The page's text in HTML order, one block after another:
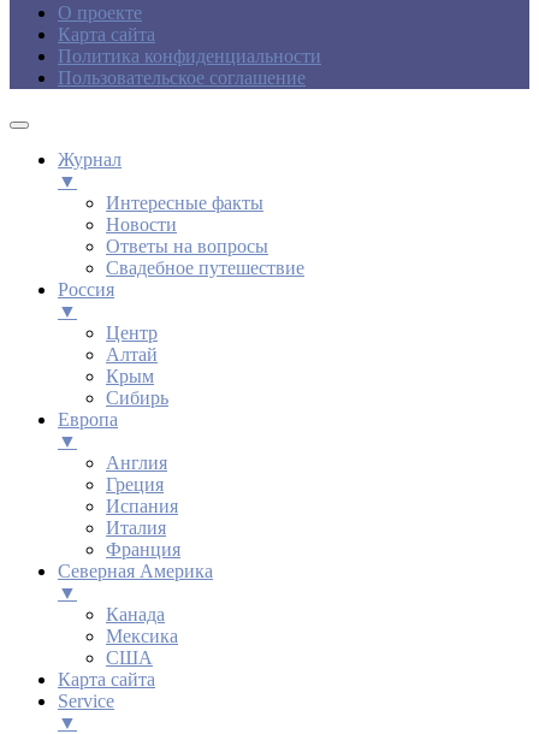
О проекте
Карта сайта
Политика конфиденциальности
Пользовательское соглашение
Журнал
▼
Интересные факты
Новости
Ответы на вопросы
Свадебное путешествие
Россия
▼
Центр
Алтай
Крым
Сибирь
Европа
▼
Англия
Греция
Испания
Италия
Франция
Северная Америка
▼
Канада
Мексика
США
Карта сайта
Service
▼